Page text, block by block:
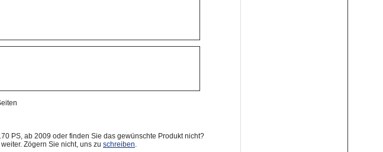
PS, ab 2009 oder finden Sie das gewünschte Produkt nicht?
Zögern Sie nicht, uns zu schreiben